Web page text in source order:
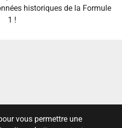
vous permettre une
historiques de la Formule
1 !